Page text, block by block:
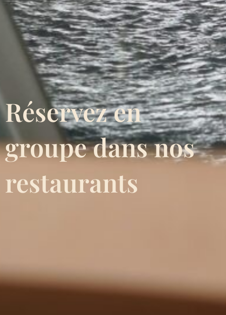
Réservez en
groupe dans nos
restaurants